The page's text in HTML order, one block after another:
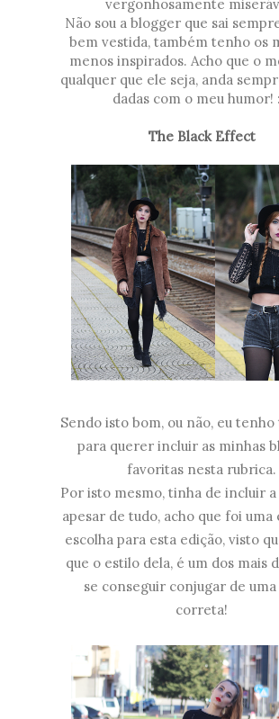
vergonhosamente
Não sou a blogger que sai
bem vestida, também tenho os
menos inspirados. Acho que o
qualquer que ele seja, anda
dadas com o meu humor!
The Black Effect
Sendo isto bom, ou não, eu
para querer incluir as minhas
favoritas nesta rubrica.
Por isto mesmo, tinha de incluir a
apesar de tudo, acho que foi
escolha para esta edição, visto
que o estilo dela, é um dos mais
se conseguir conjugar de
correta!